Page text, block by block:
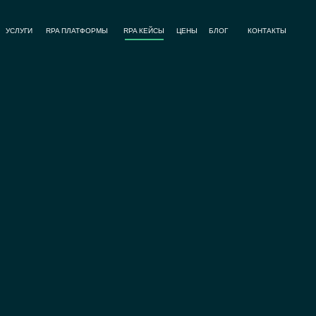
УСЛУГИ RPA ПЛАТФОРМЫ RPA КЕЙСЫ ЦЕНЫ БЛОГ КОНТАКТЫ